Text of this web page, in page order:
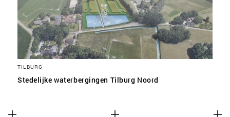
TILBURG
Stedelijke waterbergingen Tilburg Noord